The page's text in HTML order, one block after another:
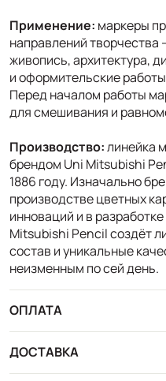
Применение: маркеры
направлений
живопись, архитектура,
и оформительские
Перед началом работы
для смешивания и
Производство:линейка
брендом Uni Mitsubishi
1886 году. Изначально
производстве цветных
инноваций и в
Mitsubishi Pencil создёт
состав и уникальные
неизменным по сей день.
ОПЛАТА
ДОСТАВКА